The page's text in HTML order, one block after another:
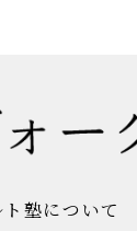
塾について